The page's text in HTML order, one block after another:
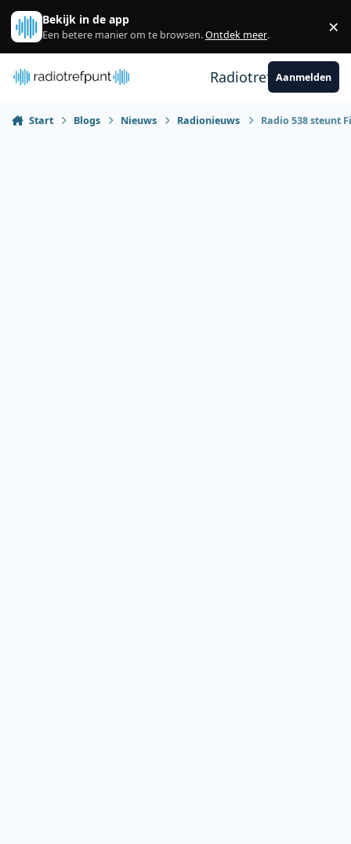
Spring naar bijdragen
Bekijk in de app
Een betere manier om te browsen.Ontdek meer. ×
RadiotrefpuntAanmelden
Start Blogs Nieuws Radionieuws Radio 538 steunt